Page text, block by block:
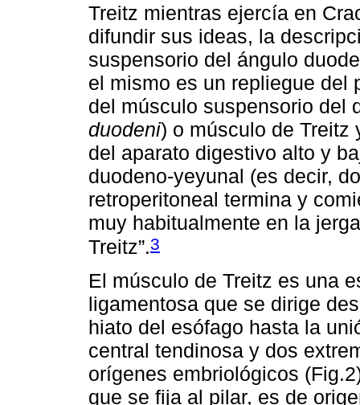
Treitz mientras ejercía en
difundir sus ideas, la
suspensorio del ángulo
el mismo es un repliegue del
del músculo suspensorio del
duodeni) o músculo de Treitz
del aparato digestivo alto y
duodeno-yeyunal (es decir,
retroperitoneal termina y
muy habitualmente en la
Treitz”.3
El músculo de Treitz es una
ligamentosa que se dirige
hiato del esófago hasta la
central tendinosa y dos
orígenes embriológicos
que se fija al pilar, es de